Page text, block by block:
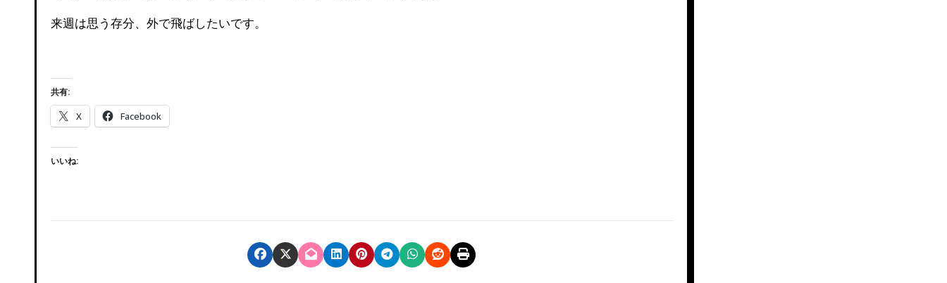
来週は思う存分、外で飛ばしたいです。
共有:
X
Facebook
いいね: